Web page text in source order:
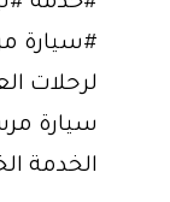
لرحلات
سيارة
الخدمة